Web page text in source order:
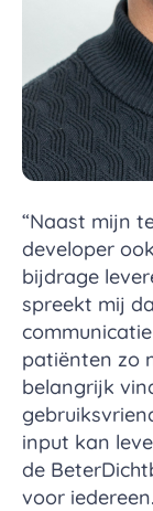
“Naast mijn
developer
bijdrage
spreekt mij
patiënten zo
belangrijk
input kan
de
voor